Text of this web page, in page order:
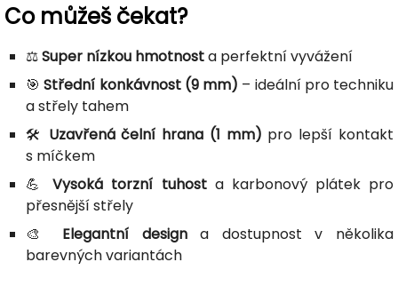
Co můžeš čekat?
⚖️Super nízkou hmotnosta perfektní vyvážení
🎯Střední konkávnost (9 mm) – ideální pro techniku
a střely tahem
🛠️ Uzavřená čelní hrana (1 mm) pro lepší kontakt
s míčkem
💪Vysoká torzní tuhosta karbonový plátek pro
přesnější střely
🎨 Elegantní designa dostupnost v několika
barevných variantách